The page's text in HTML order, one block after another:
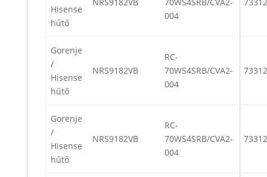
Hisense
hűtő
NRS9182VB
70WS4SRB/CVA2-
004
Gorenje
/
Hisense
hűtő
NRS9182VB
RC-
70WS4SRB/CVA2-
004
Gorenje
/
Hisense
hűtő
NRS9182VB
RC-
70WS4SRB/CVA2-
004